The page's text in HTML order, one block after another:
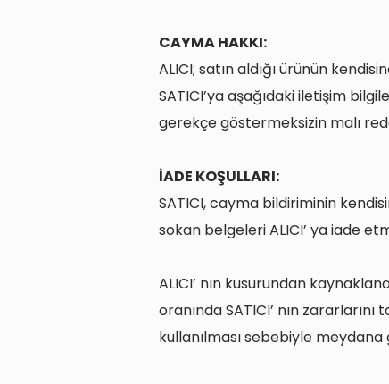
CAYMA HAKKI:
ALICI; satın aldığı ürünün
SATICI’ya aşağıdaki iletişim
gerekçe göstermeksizin malı
İADE KOŞULLARI:
SATICI, cayma bildiriminin
sokan belgeleri ALICI’ ya iade
ALICI’ nın kusurundan
oranında SATICI’ nın
kullanılması sebebiyle